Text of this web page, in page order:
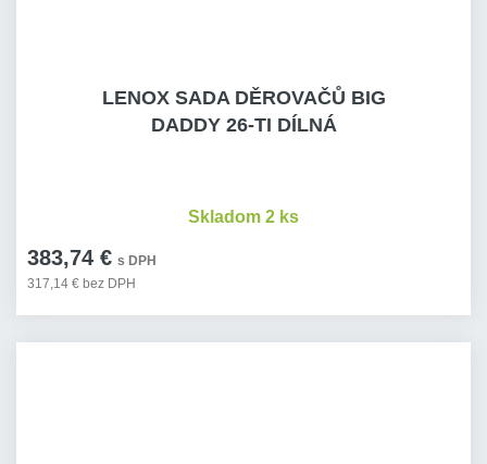
LENOX SADA DĚROVAČŮ BIG
DADDY 26-TI DÍLNÁ
383,74 € s DPH
317,14 € bez DPH
Skladom 2 ks